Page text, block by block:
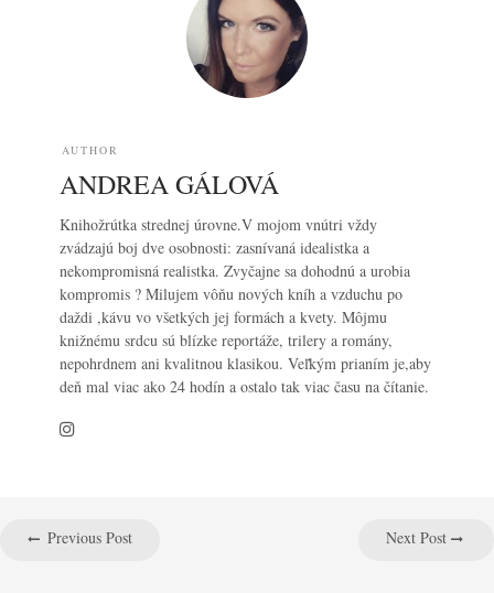
AUTHOR
ANDREA GÁLOVÁ
Knihožrútka strednej úrovne.V mojom vnútri vždy
zvádzajú boj dve osobnosti: zasnívaná idealistka a
nekompromisná realistka. Zvyčajne sa dohodnú a urobia
kompromis ? Milujem vôňu nových kníh a vzduchu po
daždi ,kávu vo všetkých jej formách a kvety. Môjmu
knižnému srdcu sú blízke reportáže, trilery a romány,
nepohrdnem ani kvalitnou klasikou. Veľkým prianím je,aby
deň mal viac ako 24 hodín a ostalo tak viac času na čítanie.
Previous Post Next Post